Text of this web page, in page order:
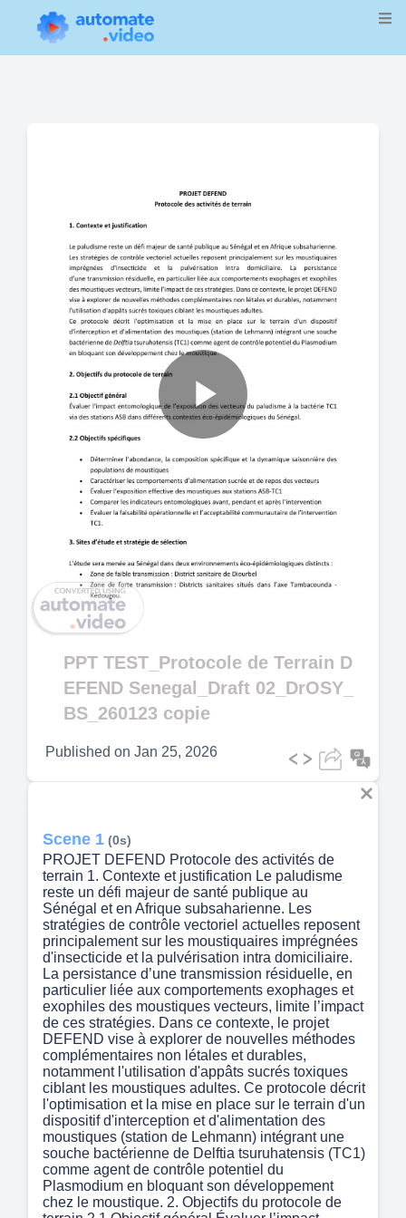
Play
Video
PPT TEST_Protocole de Terrain D
EFEND Senegal_Draft 02_DrOSY_
BS_260123 copie
Published on Jan 25, 2026
Scene 1 (0s)
PROJET DEFEND Protocole des activités de
terrain 1. Contexte et justification Le paludisme
reste un défi majeur de santé publique au
Sénégal et en Afrique subsaharienne. Les
stratégies de contrôle vectoriel actuelles reposent
principalement sur les moustiquaires imprégnées
d'insecticide et la pulvérisation intra domiciliaire.
La persistance d’une transmission résiduelle, en
particulier liée aux comportements exophages et
exophiles des moustiques vecteurs, limite l’impact
de ces stratégies. Dans ce contexte, le projet
DEFEND vise à explorer de nouvelles méthodes
complémentaires non létales et durables,
notamment l'utilisation d'appâts sucrés toxiques
ciblant les moustiques adultes. Ce protocole décrit
l'optimisation et la mise en place sur le terrain d'un
dispositif d'interception et d'alimentation des
moustiques (station de Lehmann) intégrant une
souche bactérienne de Delftia tsuruhatensis (TC1)
comme agent de contrôle potentiel du
Plasmodium en bloquant son développement
chez le moustique. 2. Objectifs du protocole de